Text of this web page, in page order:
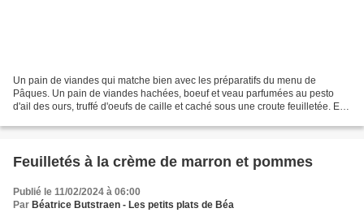
Un pain de viandes qui matche bien avec les préparatifs du menu de
Pâques. Un pain de viandes hachées, boeuf et veau parfumées au pesto
d'ail des ours, truffé d'oeufs de caille et caché sous une croute feuilletée. En
Feuilletés à la crème de marron et pommes
Publié le 11/02/2024 à 06:00
Par Béatrice Butstraen - Les petits plats de Béa